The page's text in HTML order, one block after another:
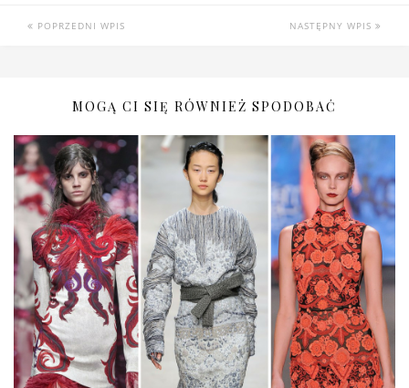
POPRZEDNI WPIS NASTĘPNY WPIS
MOGĄ CI SIĘ RÓWNIEŻ SPODOBAĆ